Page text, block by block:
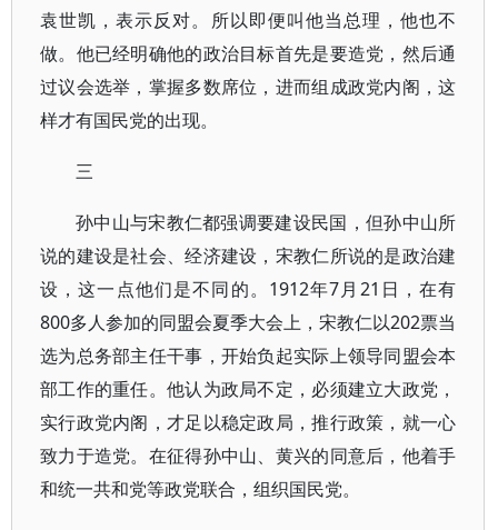
袁世凯，表示反对。所以即便叫他当总理，他也不
做。他已经明确他的政治目标首先是要造党，然后通
过议会选举，掌握多数席位，进而组成政党内阁，这
样才有国民党的出现。
三
孙中山与宋教仁都强调要建设民国，但孙中山所
说的建设是社会、经济建设，宋教仁所说的是政治建
设，这一点他们是不同的。1912年7月21日，在有
800多人参加的同盟会夏季大会上，宋教仁以202票当
选为总务部主任干事，开始负起实际上领导同盟会本
部工作的重任。他认为政局不定，必须建立大政党，
实行政党内阁，才足以稳定政局，推行政策，就一心
致力于造党。在征得孙中山、黄兴的同意后，他着手
和统一共和党等政党联合，组织国民党。